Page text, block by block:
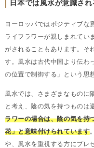
日本では風水が意識さ
ヨーロッパではポジティブな
ライフラワーが親しまれてい
がされることもあります。そ
す。風水は古代中国より伝わ
の位置で制御する」という思
風水では、さまざまなものに
と考え、陰の気を持つものは
ラワーの場合は、陰の気を持
花」と意味付けられています
や、風水を重視する方にプレ